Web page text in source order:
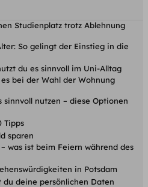
Studienplatz trotz Ablehnung
So gelingt der Einstieg in die
du es sinnvoll im Uni-Alltag
bei der Wahl der Wohnung
nutzen – diese Optionen
Tipps
sparen
was ist beim Feiern während des
in Potsdam
deine persönlichen Daten